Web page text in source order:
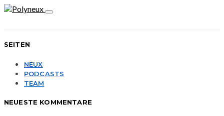
SEITEN
NEUX
PODCASTS
TEAM
NEUESTE KOMMENTARE